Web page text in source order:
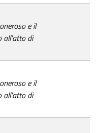
e il
all'atto di
e il
all'atto di